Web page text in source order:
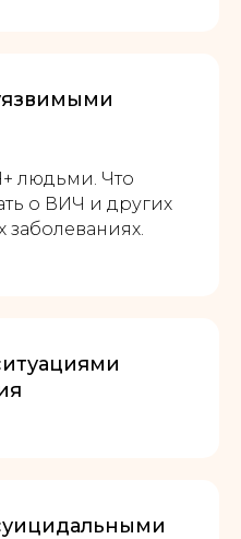
людьми. Что
о ВИЧ и других